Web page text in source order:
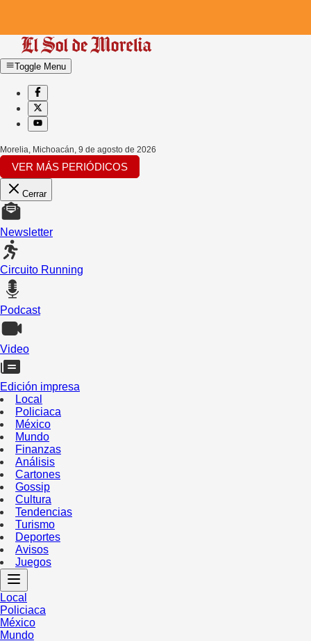
Toggle Menu
Morelia, Michoacán, 9 de agosto de 2026
VER MÁS PERIÓDICOS
Cerrar
Newsletter
Circuito Running
Podcast
Video
Edición impresa
Local
Policiaca
México
Mundo
Finanzas
Análisis
Cartones
Gossip
Cultura
Tendencias
Turismo
Deportes
Avisos
Juegos
Local
Policiaca
México
Mundo